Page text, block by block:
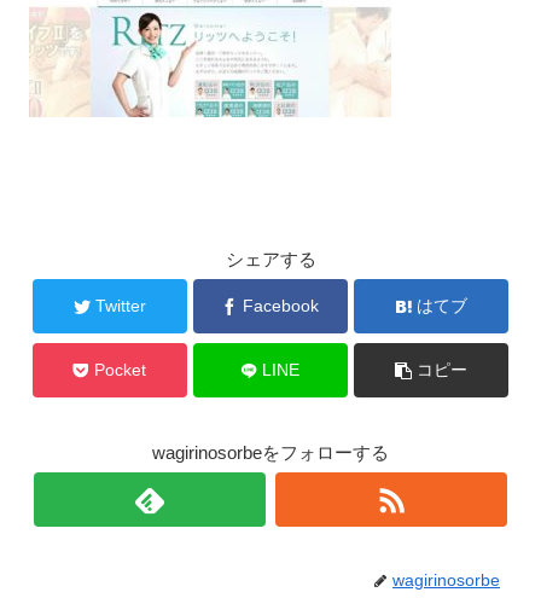
シェアする
Twitter Facebook はてブ
Pocket LINE コピー
wagirinosorbeをフォローする
wagirinosorbe